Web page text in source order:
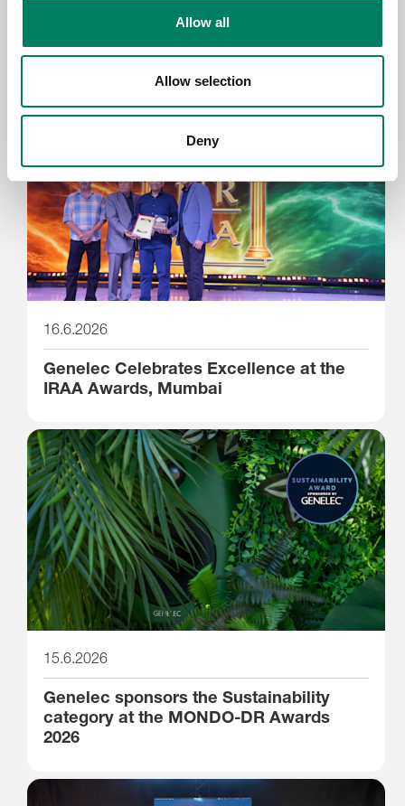
Allow all
Allow selection
Deny
Das neue Genelec 9402A Interface
Dante
16.6.2026
Genelec Celebrates Excellence at the
IRAA Awards, Mumbai
15.6.2026
Genelec sponsors the Sustainability
category at the MONDO-DR Awards
2026